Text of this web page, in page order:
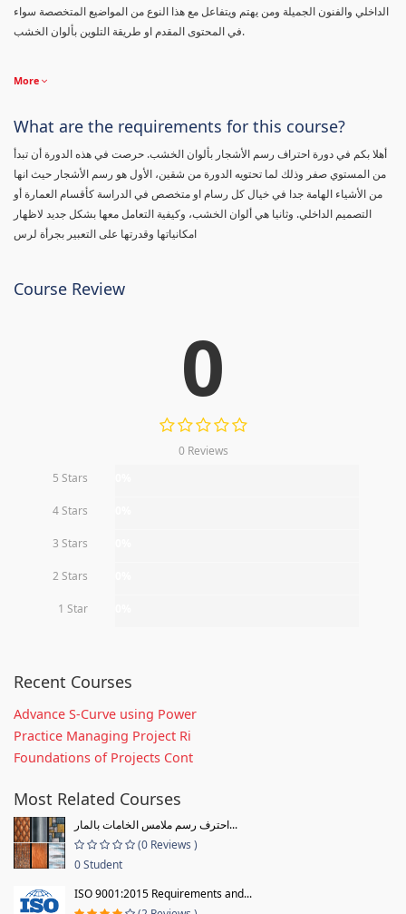
الداخلي والفنون الجميلة ومن يهتم ويتفاعل مع هذا النوع من المواضيع المتخصصة سواء
في المحتوى المقدم او طريقة التلوين بألوان الخشب.
More
What are the requirements for this course?
أهلا بكم في دورة احتراف رسم الأشجار بألوان الخشب. حرصت في هذه الدورة أن تبدأ
من المستوي صفر وذلك لما تحتويه الدورة من شقين، الأول هو رسم الأشجار حيث انها
من الأشياء الهامة جدا في خيال كل رسام او متخصص في الدراسة كأقسام العمارة أو
التصميم الداخلي. وثانيا هي ألوان الخشب، وكيفية التعامل معها بشكل جديد لاظهار
امكانياتها وقدرتها على التعبير بجرأة لرس
Course Review
0
0 Reviews
5 Stars
4 Stars
3 Stars
2 Stars
1 Star
Recent Courses
Advance S-Curve using Power
Practice Managing Project Ri
Foundations of Projects Cont
Most Related Courses
احترف رسم ملامس الخامات بالمار...
(0 Reviews )
0 Student
ISO 9001:2015 Requirements and...